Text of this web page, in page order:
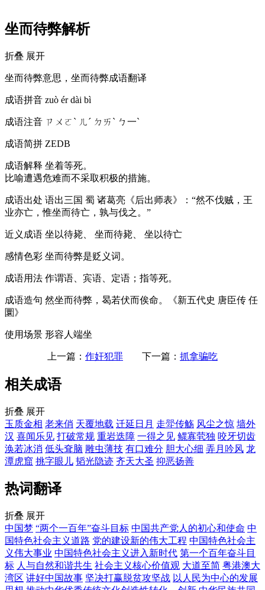
坐而待弊解析
折叠 展开
坐而待弊意思，坐而待弊成语翻译
成语拼音 zuò ér dài bì
成语注音 ㄗㄨㄛˋ ㄦˊ ㄉㄞˋ ㄅ一ˋ
成语简拼 ZEDB
成语解释 坐着等死。
比喻遭遇危难而不采取积极的措施。
成语出处 语出三国 蜀 诸葛亮《后出师表》：“然不伐贼，王
业亦亡，惟坐而待亡，孰与伐之。”
近义成语 坐以待毙、 坐而待毙、 坐以待亡
感情色彩 坐而待弊是贬义词。
成语用法 作谓语、宾语、定语；指等死。
成语造句 然坐而待弊，曷若伏而俟命。《新五代史 唐臣传 任
圜》
使用场景 形容人端坐
上一篇： 作奸犯罪 下一篇： 抓拿骗吃
相关成语
折叠 展开
玉质金相 老来俏 天覆地载 迁延日月 走斝传觞 风尘之惊 墙外
汉 喜闻乐见 打破常规 重岩迭障 一得之见 鳏寡茕独 咬牙切齿
涣若冰消 低头耷脑 雕虫薄技 有口难分 胆大心细 弄月吟风 龙
潭虎窟 挑字眼儿 韬光隐迹 齐天大圣 抑恶扬善
热词翻译
折叠 展开
中国梦 “两个一百年”奋斗目标 中国共产党人的初心和使命 中
国特色社会主义道路 党的建设新的伟大工程 中国特色社会主
义伟大事业 中国特色社会主义进入新时代 第一个百年奋斗目
标 人与自然和谐共生 社会主义核心价值观 大道至简 粤港澳大
湾区 讲好中国故事 坚决打赢脱贫攻坚战 以人民为中心的发展